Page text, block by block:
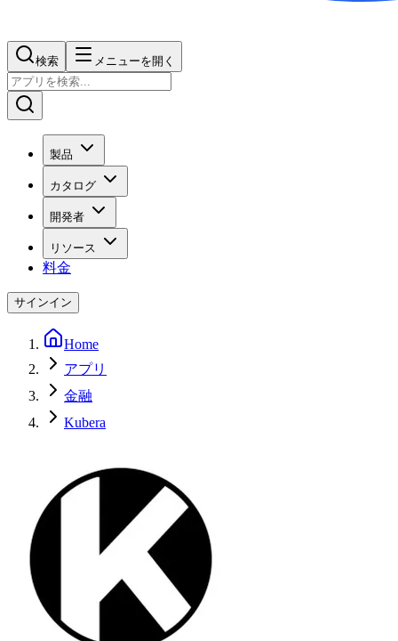
検索 メニューを開く
製品
カタログ
開発者
リソース
料金
サインイン
Home
アプリ
金融
Kubera